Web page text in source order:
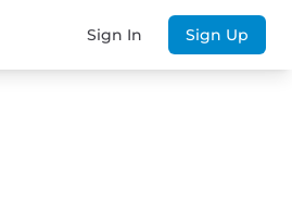
Sign In Sign Up